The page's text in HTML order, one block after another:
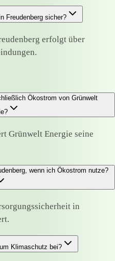
Freudenberg sicher?
erfolgt über
Ökostrom von Grünwelt
Grünwelt Energie seine
wenn ich Ökostrom nutze?
in
Klimaschutz bei?